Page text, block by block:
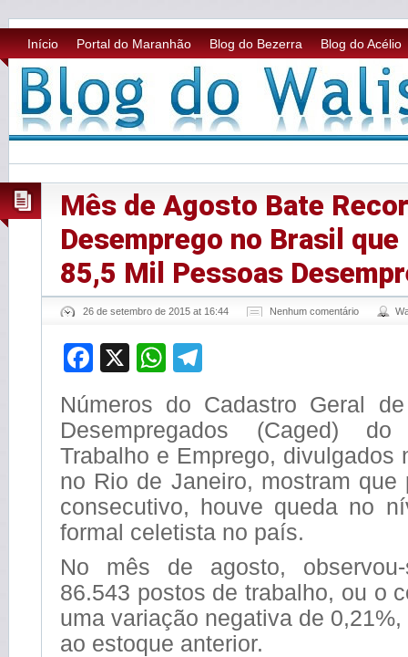
Início Portal do Maranhão Blog do Bezerra Blog do Acélio
Mês de Agosto Bate
Desemprego no Brasil que
85,5 Mil Pessoas
26 de setembro de 2015 at 16:44 Nenhum comentário
Facebook
X WhatsApp
Números do Cadastro Geral
Desempregados (Caged)
Trabalho e Emprego, divulgados
no Rio de Janeiro, mostram que
consecutivo, houve queda no
formal celetista no país.
No mês de agosto,
86.543 postos de trabalho, ou o
uma variação negativa de
ao estoque anterior.